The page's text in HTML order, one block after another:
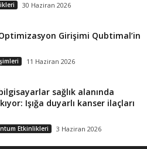
30 Haziran 2026
Girişimi Qubtimal’in
11 Haziran 2026
sağlık alanında
Işığa duyarlı kanser ilaçları
Etkinlikleri 3 Haziran 2026